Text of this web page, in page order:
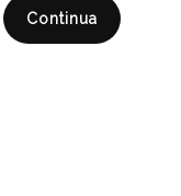
Continua